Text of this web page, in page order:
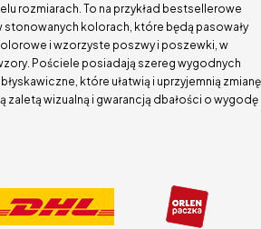
rozmiarach. To na przykład bestsellerowe
kolorach, które będą pasowały
i wzorzyste poszwy i poszewki, w
Pościele posiadają szereg wygodnych
które ułatwią i uprzyjemnią zmianę
wizualną i gwarancją dbałości o wygodę